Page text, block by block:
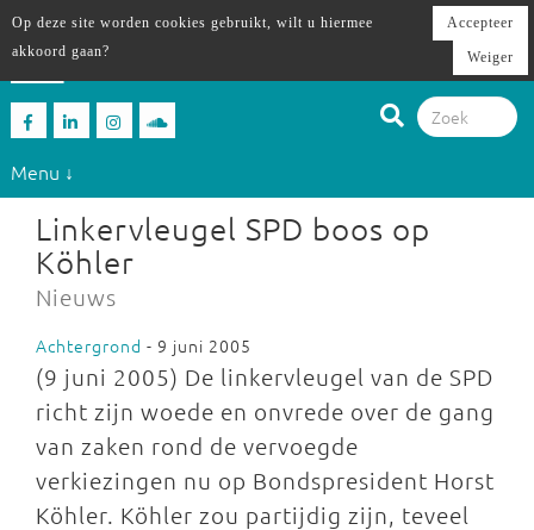
Menu ↓
Linkervleugel SPD boos op
Köhler
Nieuws
Achtergrond - 9 juni 2005
(9 juni 2005) De linkervleugel van de SPD
richt zijn woede en onvrede over de gang
van zaken rond de vervoegde
verkiezingen nu op Bondspresident Horst
Köhler. Köhler zou partijdig zijn, teveel
Op deze site worden cookies gebruikt, wilt u hiermee
akkoord gaan?
Accepteer
Weiger